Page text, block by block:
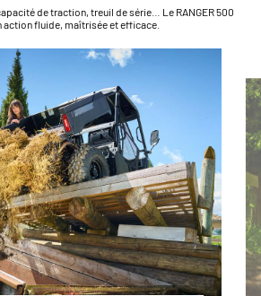
de traction, treuil de série… Le RANGER 500
action fluide, maîtrisée et efficace.